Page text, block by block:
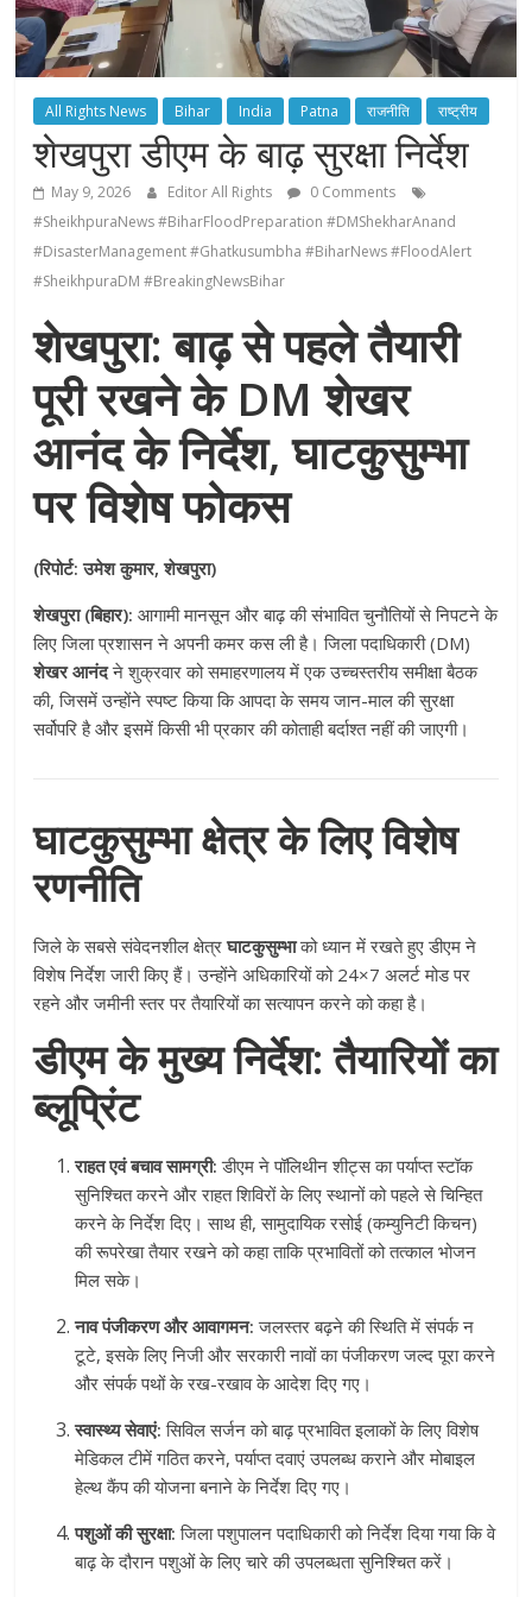
All Rights News Bihar India Patna राजनीति राष्ट्रीय
शेखपुरा डीएम के बाढ़ सुरक्षा निर्देश
May 9, 2026 Editor All Rights
0 Comments
#SheikhpuraNews #BiharFloodPreparation #DMShekharAnand
#DisasterManagement #Ghatkusumbha #BiharNews #FloodAlert
#SheikhpuraDM #BreakingNewsBihar
शेखपुरा: बाढ़ से पहले तैयारी
पूरी रखने के DM शेखर
आनंद के निर्देश, घाटकुसुम्भा
पर विशेष फोकस
(रिपोर्ट: उमेश कुमार, शेखपुरा)
शेखपुरा (बिहार): आगामी मानसून और बाढ़ की संभावित चुनौतियों से निपटने के
लिए जिला प्रशासन ने अपनी कमर कस ली है। जिला पदाधिकारी (DM)
शेखर आनंदने शुक्रवार को समाहरणालय में एक उच्चस्तरीय समीक्षा बैठक
की, जिसमें उन्होंने स्पष्ट किया कि आपदा के समय जान-माल की सुरक्षा
सर्वोपरि है और इसमें किसी भी प्रकार की कोताही बर्दाश्त नहीं की जाएगी।
घाटकुसुम्भा क्षेत्र के लिए विशेष
रणनीति
जिले के सबसे संवेदनशील क्षेत्रघाटकुसुम्भाको ध्यान में रखते हुए डीएम ने
विशेष निर्देश जारी किए हैं। उन्होंने अधिकारियों को 24×7 अलर्ट मोड पर
रहने और जमीनी स्तर पर तैयारियों का सत्यापन करने को कहा है।
डीएम के मुख्य निर्देश: तैयारियों का
ब्लूप्रिंट
राहत एवं बचाव सामग्री: डीएम ने पॉलिथीन शीट्स का पर्याप्त स्टॉक
सुनिश्चित करने और राहत शिविरों के लिए स्थानों को पहले से चिन्हित
करने के निर्देश दिए। साथ ही, सामुदायिक रसोई (कम्युनिटी किचन)
की रूपरेखा तैयार रखने को कहा ताकि प्रभावितों को तत्काल भोजन
मिल सके।
नाव पंजीकरण और आवागमन: जलस्तर बढ़ने की स्थिति में संपर्क न
टूटे, इसके लिए निजी और सरकारी नावों का पंजीकरण जल्द पूरा करने
और संपर्क पथों के रख-रखाव के आदेश दिए गए।
स्वास्थ्य सेवाएं: सिविल सर्जन को बाढ़ प्रभावित इलाकों के लिए विशेष
मेडिकल टीमें गठित करने, पर्याप्त दवाएं उपलब्ध कराने और मोबाइल
हेल्थ कैंप की योजना बनाने के निर्देश दिए गए।
पशुओं की सुरक्षा: जिला पशुपालन पदाधिकारी को निर्देश दिया गया कि वे
बाढ़ के दौरान पशुओं के लिए चारे की उपलब्धता सुनिश्चित करें।